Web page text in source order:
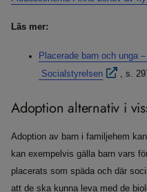
Läs mer:
Placerade barn och unga
Socialstyrelsen
, s.
Adoption alternativ i
Adoption av barn i familjehem
kan exempelvis gälla barn vars
placerats som späda och där
att de ska kunna leva med de